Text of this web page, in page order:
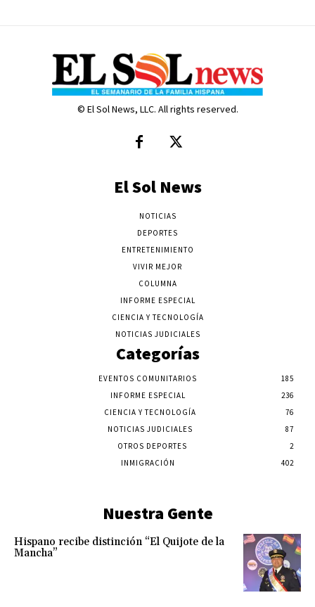
© El Sol News, LLC. All rights reserved.
El Sol News
NOTICIAS
DEPORTES
ENTRETENIMIENTO
VIVIR MEJOR
COLUMNA
INFORME ESPECIAL
CIENCIA Y TECNOLOGÍA
NOTICIAS JUDICIALES
Categorías
EVENTOS COMUNITARIOS
185
INFORME ESPECIAL
236
CIENCIA Y TECNOLOGÍA
76
NOTICIAS JUDICIALES
87
OTROS DEPORTES
2
INMIGRACIÓN
402
Nuestra Gente
Hispano recibe distinción “El Quijote de la
Mancha”